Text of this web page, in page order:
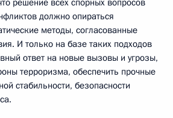
решение всех спорных вопросов
должно опираться
методы, согласованные
И только на базе таких подходов
ответ на новые вызовы и угрозы,
терроризма, обеспечить прочные
стабильности, безопасности